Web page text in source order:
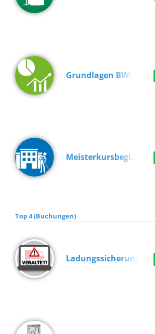
Grundlagen BWL
Meisterkursbegl…
Top 4 (Buchungen)
Ladungssicherung